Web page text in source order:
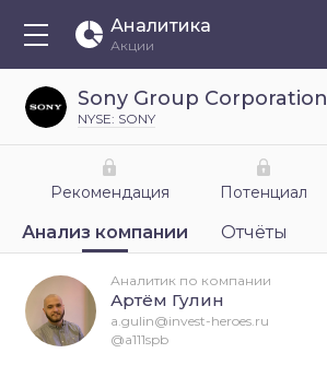
Аналитика
Акции
Sony Group Corporation
NYSE: SONY
Рекомендация Потенциал
Анализ компании Отчёты
Аналитик по компании
Артём Гулин
a.gulin@invest-heroes.ru
@a111spb